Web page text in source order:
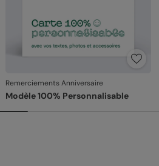
Remerciements Anniversaire
Modèle 100% Personnalisable